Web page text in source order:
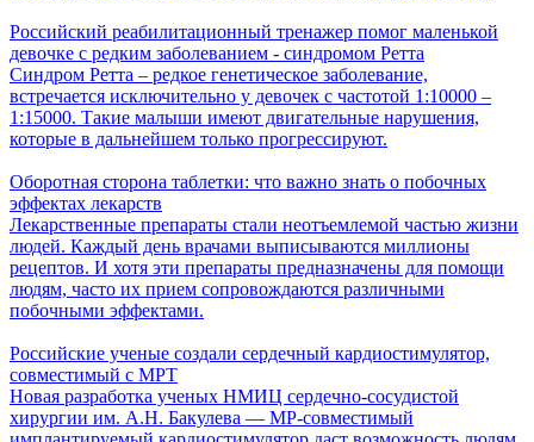
Российский реабилитационный тренажер помог маленькой
девочке с редким заболеванием - синдромом Ретта
Синдром Ретта – редкое генетическое заболевание,
встречается исключительно у девочек с частотой 1:10000 –
1:15000. Такие малыши имеют двигательные нарушения,
которые в дальнейшем только прогрессируют.
Оборотная сторона таблетки: что важно знать о побочных
эффектах лекарств
Лекарственные препараты стали неотъемлемой частью жизни
людей. Каждый день врачами выписываются миллионы
рецептов. И хотя эти препараты предназначены для помощи
людям, часто их прием сопровождаются различными
побочными эффектами.
Российские ученые создали сердечный кардиостимулятор,
совместимый с МРТ
Новая разработка ученых НМИЦ сердечно-сосудистой
хирургии им. А.Н. Бакулева — МР-совместимый